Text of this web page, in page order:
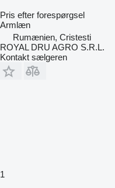
Pris efter forespørgsel
Armlæn
Rumænien, Cristesti
ROYAL DRU AGRO S.R.L.
Kontakt sælgeren
1